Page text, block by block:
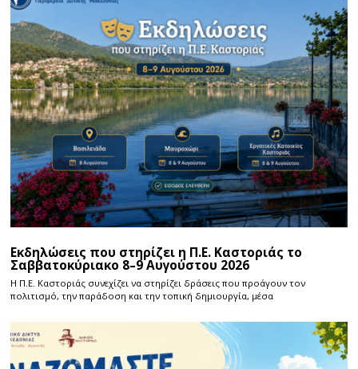
Εκδηλώσεις που στηρίζει η Π.Ε. Καστοριάς το
Σαββατοκύριακο 8–9 Αυγούστου 2026
Η Π.E. Καστοριάς συνεχίζει να στηρίζει δράσεις που προάγουν τον
πολιτισμό, την παράδοση και την τοπική δημιουργία, μέσα